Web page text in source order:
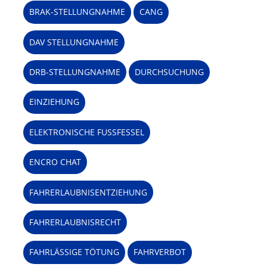
BRAK-STELLUNGNAHME CANG
DAV STELLUNGNAHME
DRB-STELLUNGNAHME DURCHSUCHUNG
EINZIEHUNG
ELEKTRONISCHE FUSSFESSEL
ENCRO CHAT
FAHRERLAUBNISENTZIEHUNG
FAHRERLAUBNISRECHT
FAHRLÄSSIGE TÖTUNG FAHRVERBOT